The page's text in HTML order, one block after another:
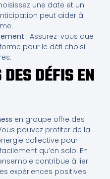
une date et un
peut aider à
: Assurez-vous que
pour le défi choisi
DÉFIS EN
en groupe offre des
pouvez profiter de la
collective pour
qu’en solo. En
contribue à lier
expériences positives.